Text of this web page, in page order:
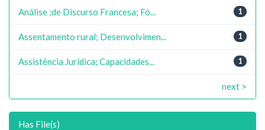
1
Análise ;de Discurso Francesa; Fó...
1
Assentamento rural; Desenvolvimen...
1
Assistência Jurídica; Capacidades...
next >
Has File(s)